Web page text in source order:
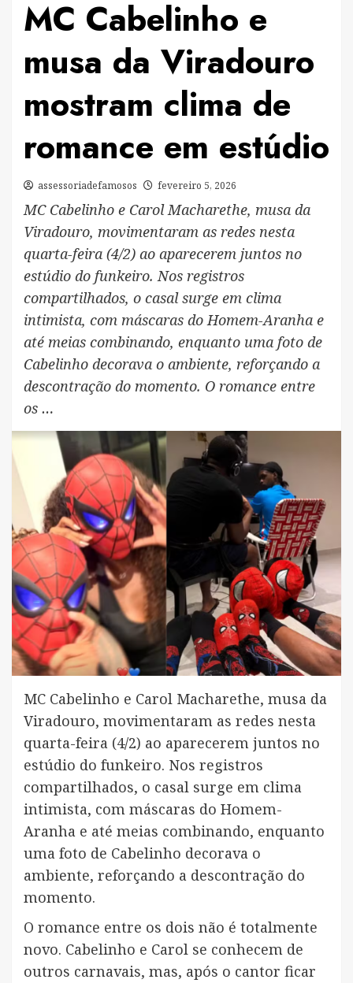
MC Cabelinho e
musa da Viradouro
mostram clima de
romance em estúdio
assessoriadefamosos fevereiro 5, 2026
MC Cabelinho e Carol Macharethe, musa da
Viradouro, movimentaram as redes nesta
quarta-feira (4/2) ao aparecerem juntos no
estúdio do funkeiro. Nos registros
compartilhados, o casal surge em clima
intimista, com máscaras do Homem-Aranha e
até meias combinando, enquanto uma foto de
Cabelinho decorava o ambiente, reforçando a
descontração do momento. O romance entre
os …
MC Cabelinho e Carol Macharethe, musa da
Viradouro, movimentaram as redes nesta
quarta-feira (4/2) ao aparecerem juntos no
estúdio do funkeiro. Nos registros
compartilhados, o casal surge em clima
intimista, com máscaras do Homem-
Aranha e até meias combinando, enquanto
uma foto de Cabelinho decorava o
ambiente, reforçando a descontração do
momento.
O romance entre os dois não é totalmente
novo. Cabelinho e Carol se conhecem de
outros carnavais, mas, após o cantor ficar